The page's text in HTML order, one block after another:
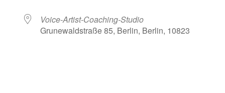
Voice-Artist-Coaching-Studio
Grunewaldstraße 85, Berlin, Berlin, 10823